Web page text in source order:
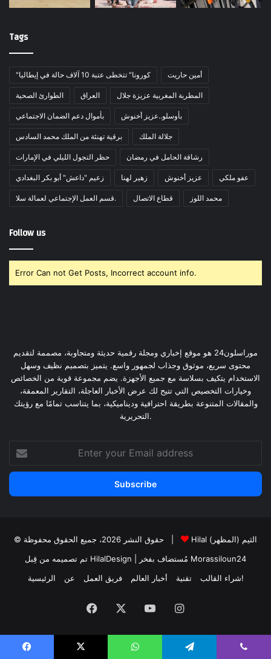
Tags
"كورونا" تتخطى عتبة 10 آلاف حالة في إيطاليا أمين حاريت
الطوارئ الصحية العراق المطربة المغربية عزيزة جلال
بأموال دعم الضمان الاجتماعي بأوسلو..عزيز أخنوش
برقية تهنئة من الملك محمد السادس جلالة الملك
حظر التجول الليلي في الإمارات رشاقة الحامل في رمضان
زعيم "داعش" أبو بكر البغدادي زهير لهنا عزيز أخنوش عفو ملكي
قسم العمل الإجتماعي لعمالة سلا. قطاع الاتصال محمد اللوز
Follow us
Error Can not Get Posts, Incorrect account info.
موراسلون24 هو موقع إخباري ومجلة رقمية حديثة ومتجاوبة، مصممة لتقديم
محتوى سريع، موثوق وجذاب لجمهور واسع. يتميز بتصميم نظيف وسهل
الاستخدام يتكيف بسلاسة مع جميع الأجهزة. يضم مجموعة قوية من الخصائص
وخيارات التخصيص التي تتيح لك عرض الأخبار العاجلة، التقارير المعمقة،
والمقالات المتنوعة بطريقة احترافية وديناميكية، بما يتناسب تمامًا مع رؤيتك
التحريرية.
your
Email
Hilal الثيم (المظهر)
تم تصميمه من قِبل HilalDesign
Morassiloun24
الرئيسية
عن فريق العمل أخبار العالم تقنية شراء القالب!
Facebook YouTubeInstagram